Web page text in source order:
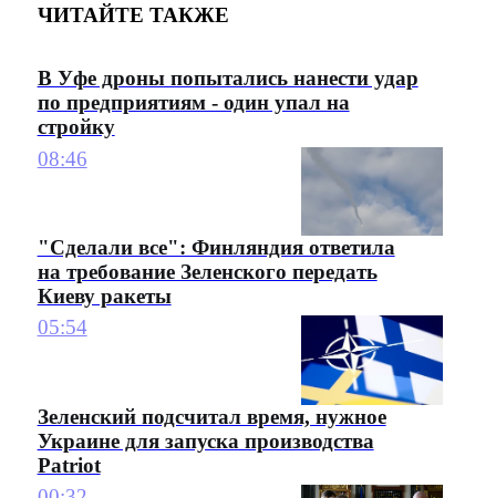
ЧИТАЙТЕ ТАКЖЕ
В Уфе дроны попытались нанести удар
по предприятиям - один упал на
стройку
08:46
"Сделали все": Финляндия ответила
на требование Зеленского передать
Киеву ракеты
05:54
Зеленский подсчитал время, нужное
Украине для запуска производства
Patriot